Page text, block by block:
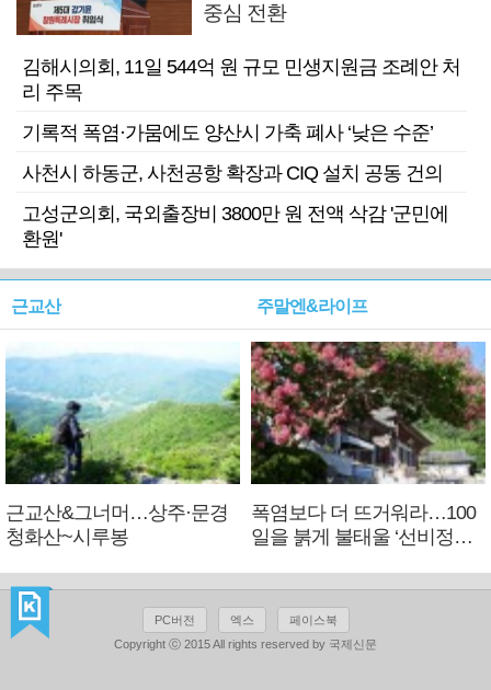
중심 전환
김해시의회, 11일 544억 원 규모 민생지원금 조례안 처
리 주목
기록적 폭염·가뭄에도 양산시 가축 폐사 ‘낮은 수준’
사천시 하동군, 사천공항 확장과 CIQ 설치 공동 건의
고성군의회, 국외출장비 3800만 원 전액 삭감 '군민에
환원'
근교산
근교산&그너머…상주·문경
청화산~시루봉
주말엔&라이프
폭염보다 더 뜨거워라…100
일을 붉게 불태울 ‘선비정신’
PC버전 엑스
페이스북
Copyright ⓒ 2015 All rights reserved by 국제신문